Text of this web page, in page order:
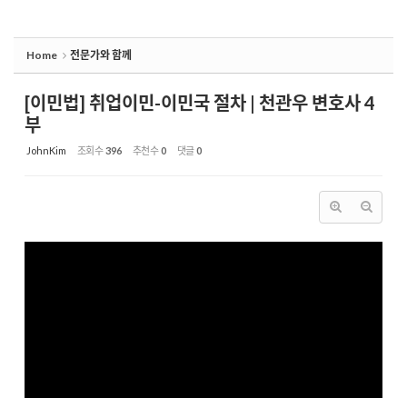
Home 전문가와 함께
[이민법] 취업이민-이민국 절차 | 천관우 변호사 4
부
JohnKim 조회 수396 추천 수0 댓글0